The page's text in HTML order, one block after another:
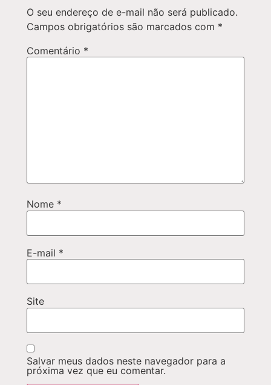
O seu endereço de e-mail não será publicado.
Campos obrigatórios são marcados com *
Comentário *
Nome *
E-mail *
Site
Salvar meus dados neste navegador para a
próxima vez que eu comentar.